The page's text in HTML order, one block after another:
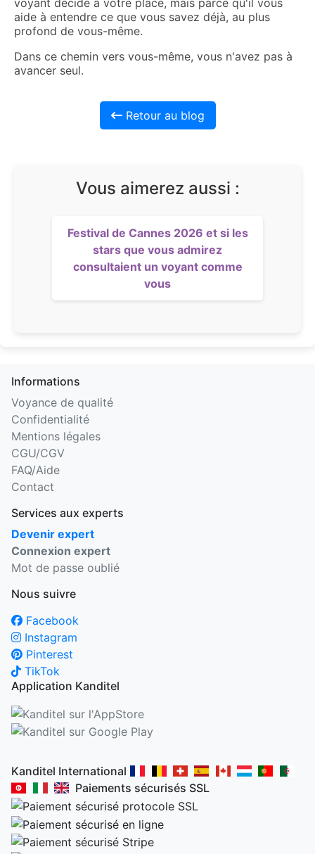
voyant décide à votre place, mais parce qu'il vous
aide à entendre ce que vous savez déjà, au plus
profond de vous-même.
Dans ce chemin vers vous-même, vous n'avez pas à
avancer seul.
Retour au blog
Vous aimerez aussi :
Festival de Cannes 2026 et si les
stars que vous admirez
consultaient un voyant comme
vous
Informations
Voyance de qualité
Confidentialité
Mentions légales
CGU/CGV
FAQ/Aide
Contact
Services aux experts
Devenir expert
Connexion expert
Mot de passe oublié
Nous suivre
Facebook
Instagram
Pinterest
TikTok
Application Kanditel
Kanditel International
Paiements sécurisés SSL